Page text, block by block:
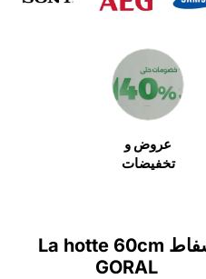
عروض و
تخفيضات
شفاط La hotte 60cm
GORAL